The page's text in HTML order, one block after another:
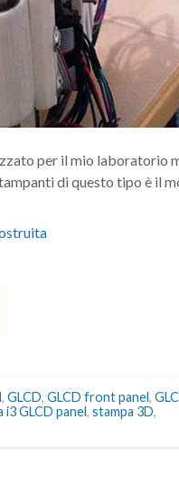
per il mio laboratorio
di questo tipo è il
, GLCD, GLCD front panel,
i3 GLCD panel, stampa 3D,